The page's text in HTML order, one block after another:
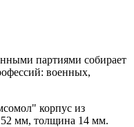
партиями собирает
военных,
корпус из
мм, толщина 14 мм.